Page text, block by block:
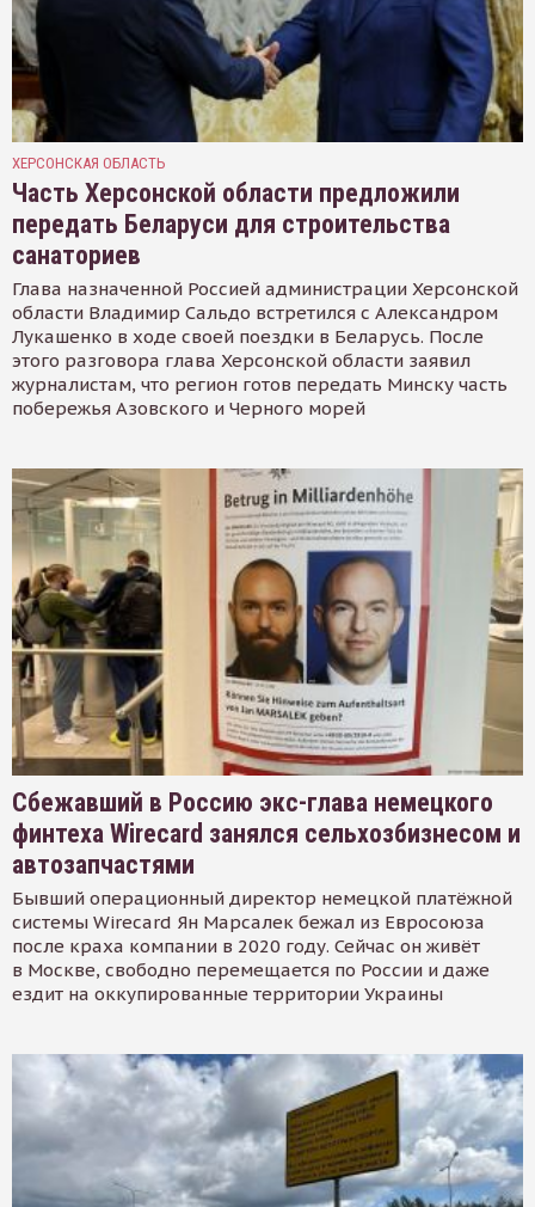
ХЕРСОНСКАЯ ОБЛАСТЬ
Часть Херсонской области предложили
передать Беларуси для строительства
санаториев
Глава назначенной Россией администрации Херсонской
области Владимир Сальдо встретился с Александром
Лукашенко в ходе своей поездки в Беларусь. После
этого разговора глава Херсонской области заявил
журналистам, что регион готов передать Минску часть
побережья Азовского и Черного морей
Сбежавший в Россию экс-глава немецкого
финтеха Wirecard занялся сельхозбизнесом и
автозапчастями
Бывший операционный директор немецкой платёжной
системы Wirecard Ян Марсалек бежал из Евросоюза
после краха компании в 2020 году. Сейчас он живёт
в Москве, свободно перемещается по России и даже
ездит на оккупированные территории Украины